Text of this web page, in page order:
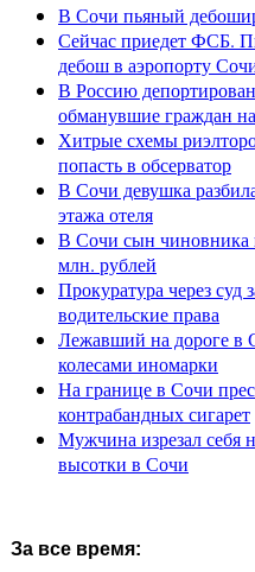
В Сочи пьяный
Сейчас приедет ФСБ.
дебош в аэропорту
В Россию
обманувшие граждан
Хитрые схемы
попасть в обсерватор
В Сочи девушка
этажа отеля
В Сочи сын чиновника
млн. рублей
Прокуратура через суд
водительские права
Лежавший на дороге в
колесами иномарки
На границе в Сочи
контрабандных сигарет
Мужчина изрезал себя
высотки в Сочи
За все время: